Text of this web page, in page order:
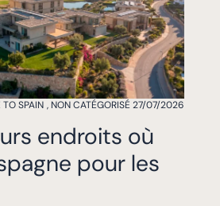
TO SPAIN , NON CATÉGORISÉ 27/07/2026
endroits où
pour les